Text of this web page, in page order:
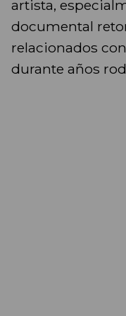
artista,
documental
relacionados
durante años